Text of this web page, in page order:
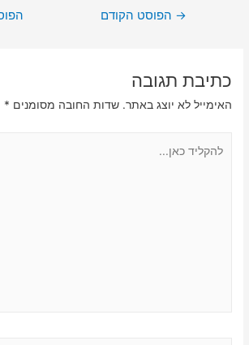
ניווט
→ הפוסט הקודם
כתיבת תגובה
האימייל לא יוצג באתר. שדות החובה מסומנים *